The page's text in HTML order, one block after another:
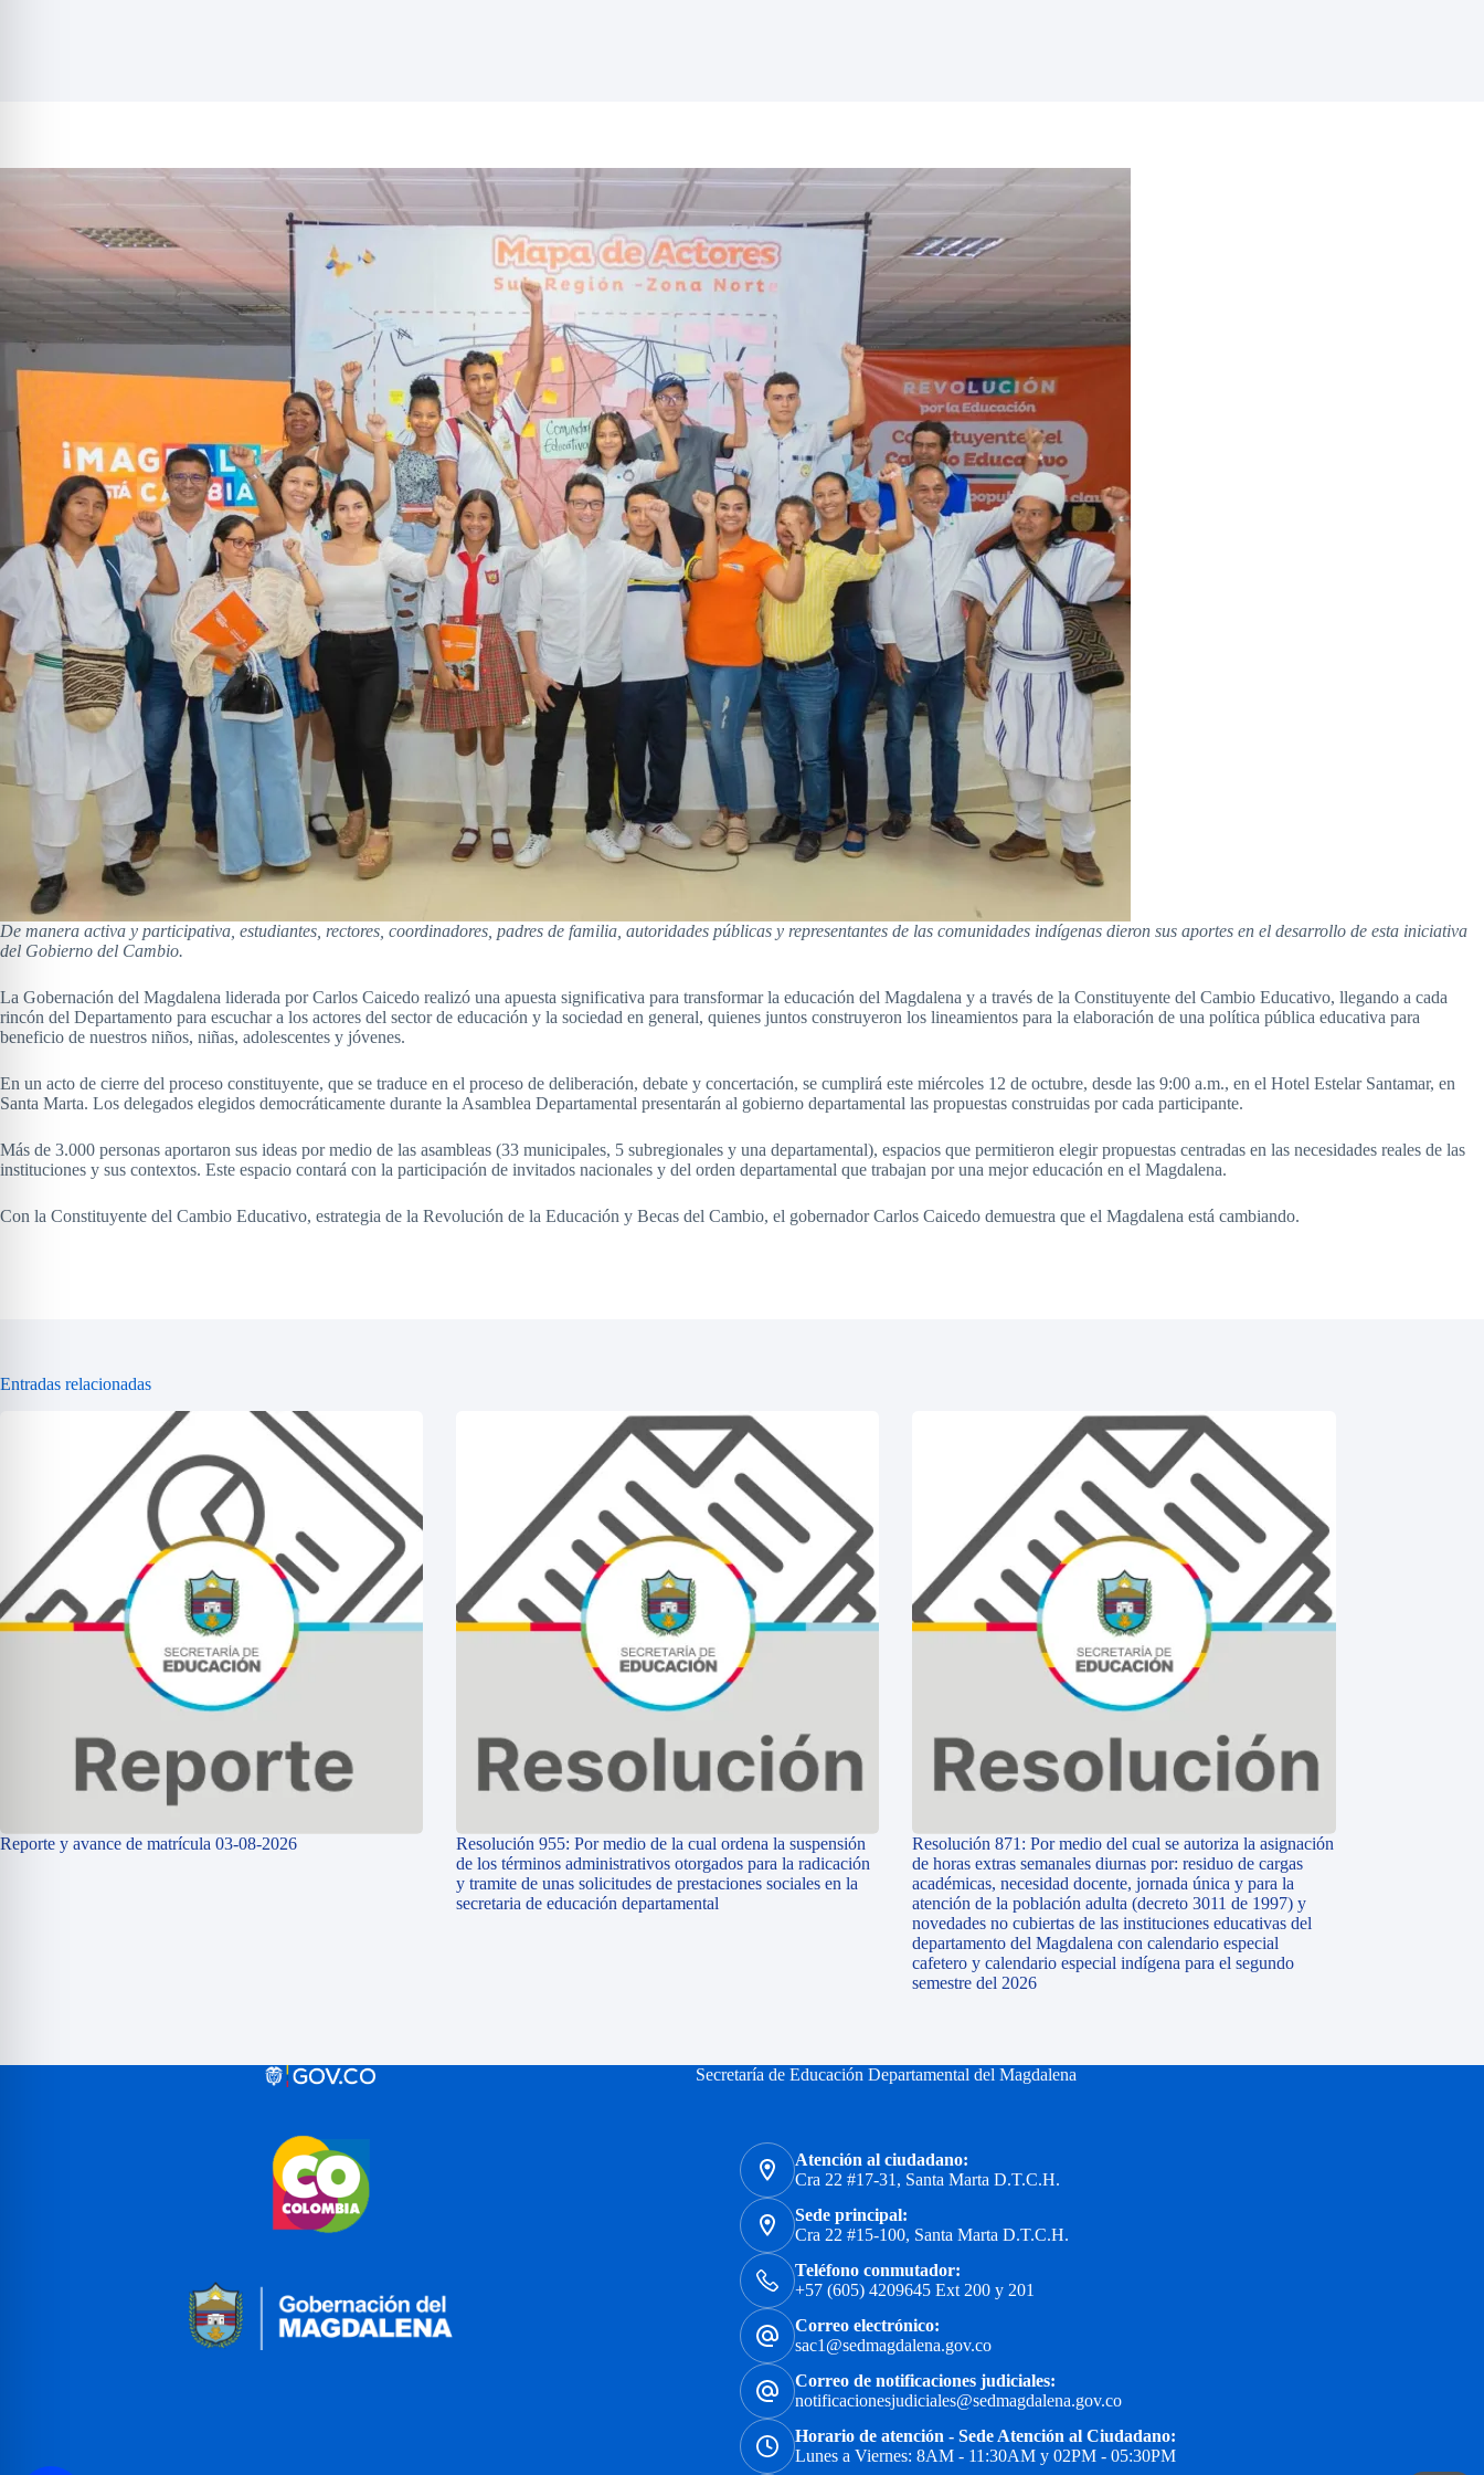
De manera activa y participativa, estudiantes, rectores, coordinadores, padres de familia, autoridades públicas y representantes de las comunidades indígenas dieron sus aportes en el desarrollo de esta iniciativa
del Gobierno del Cambio.
La Gobernación del Magdalena liderada por Carlos Caicedo realizó una apuesta significativa para transformar la educación del Magdalena y a través de la Constituyente del Cambio Educativo, llegando a cada
rincón del Departamento para escuchar a los actores del sector de educación y la sociedad en general, quienes juntos construyeron los lineamientos para la elaboración de una política pública educativa para
beneficio de nuestros niños, niñas, adolescentes y jóvenes.
En un acto de cierre del proceso constituyente, que se traduce en el proceso de deliberación, debate y concertación, se cumplirá este miércoles 12 de octubre, desde las 9:00 a.m., en el Hotel Estelar Santamar, en
Santa Marta. Los delegados elegidos democráticamente durante la Asamblea Departamental presentarán al gobierno departamental las propuestas construidas por cada participante.
Más de 3.000 personas aportaron sus ideas por medio de las asambleas (33 municipales, 5 subregionales y una departamental), espacios que permitieron elegir propuestas centradas en las necesidades reales de las
instituciones y sus contextos. Este espacio contará con la participación de invitados nacionales y del orden departamental que trabajan por una mejor educación en el Magdalena.
Con la Constituyente del Cambio Educativo, estrategia de la Revolución de la Educación y Becas del Cambio, el gobernador Carlos Caicedo demuestra que el Magdalena está cambiando.
Entradas relacionadas
Reporte y avance de matrícula 03-08-2026
Resolución 955: Por medio de la cual ordena la suspensión
de los términos administrativos otorgados para la radicación
y tramite de unas solicitudes de prestaciones sociales en la
secretaria de educación departamental
Resolución 871: Por medio del cual se autoriza la asignación
de horas extras semanales diurnas por: residuo de cargas
académicas, necesidad docente, jornada única y para la
atención de la población adulta (decreto 3011 de 1997) y
novedades no cubiertas de las instituciones educativas del
departamento del Magdalena con calendario especial
cafetero y calendario especial indígena para el segundo
semestre del 2026
Secretaría de Educación Departamental del Magdalena
Atención al ciudadano:
Cra 22 #17-31, Santa Marta D.T.C.H.
Sede principal:
Cra 22 #15-100, Santa Marta D.T.C.H.
Teléfono conmutador:
+57 (605) 4209645 Ext 200 y 201
Correo electrónico:
sac1@sedmagdalena.gov.co
Correo de notificaciones judiciales:
notificacionesjudiciales@sedmagdalena.gov.co
Horario de atención - Sede Atención al Ciudadano:
Lunes a Viernes: 8AM - 11:30AM y 02PM - 05:30PM